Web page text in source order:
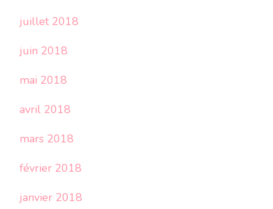
juillet 2018
juin 2018
mai 2018
avril 2018
mars 2018
février 2018
janvier 2018